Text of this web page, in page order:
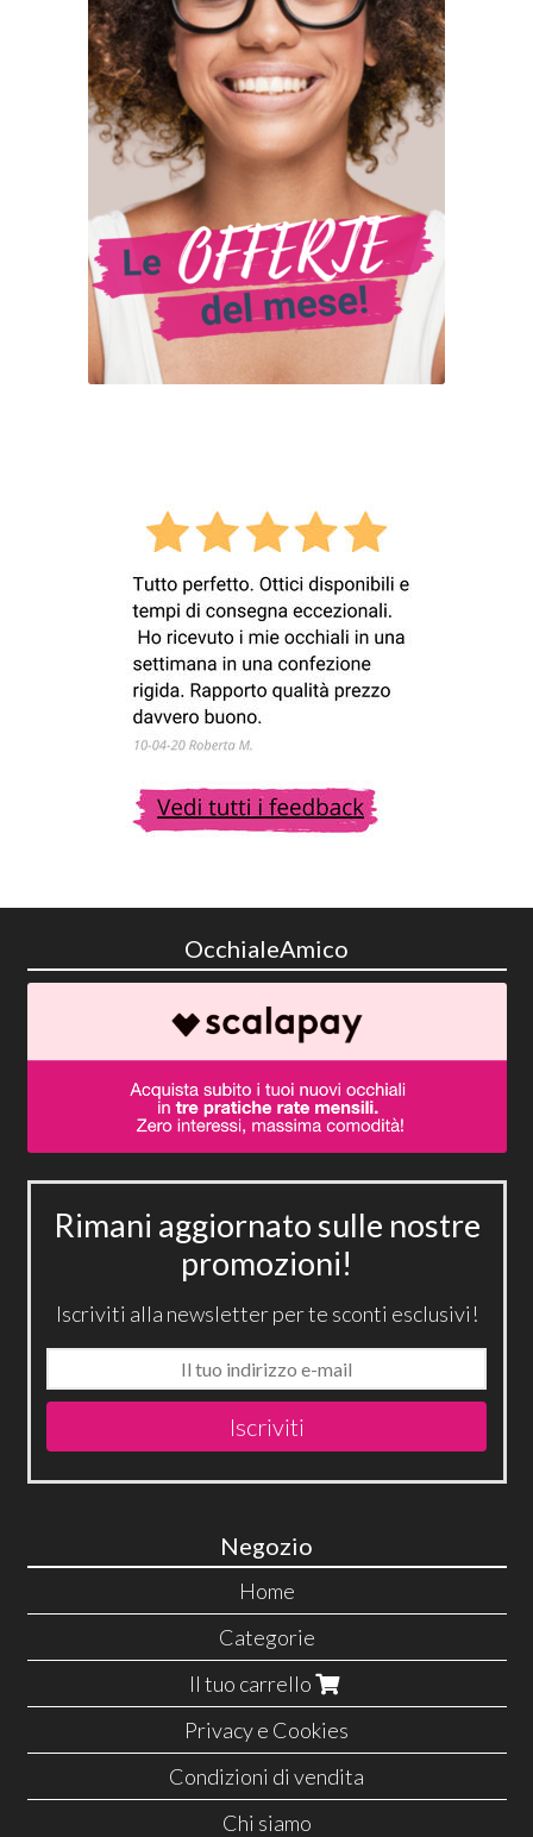
OcchialeAmico
Rimani aggiornato sulle nostre
promozioni!
Iscriviti alla newsletter per te sconti esclusivi!
Iscriviti
Negozio
Home
Categorie
Il tuo carrello
Privacy e Cookies
Condizioni di vendita
Chi siamo